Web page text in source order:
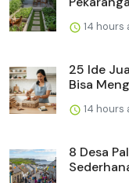
14 hours
25 Ide
Bisa
14 hours
8 Desa